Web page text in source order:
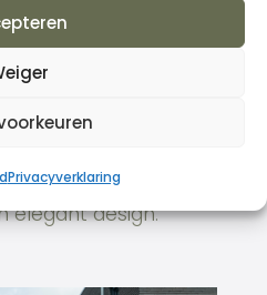
Privacyverklaring
u een breed scala aan
die naadloos
pergola’s. Kies uit
om uw
plek. Bescherming
elegant design.